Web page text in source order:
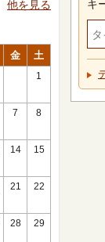
他を見る
金 土
1
7 8
14 15
21 22
28 29
キ